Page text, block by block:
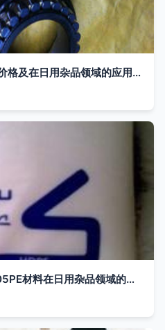
2022年NTN轴承泰州统一价格及在日用杂品领域的应用分析
沙伯创新（SABIC）IC5505PE材料在日用杂品领域的价值解析